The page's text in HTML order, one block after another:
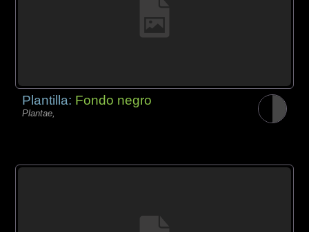
Plantilla: Fondo negro
Plantae,